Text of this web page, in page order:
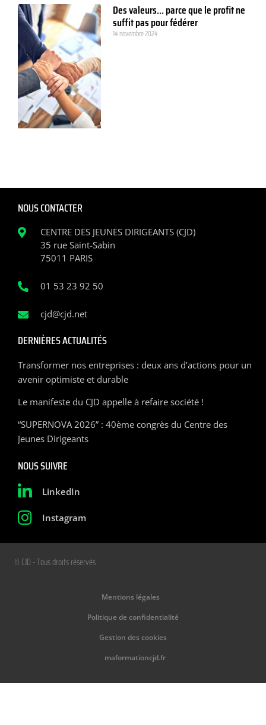
Des valeurs… parce que le profit ne
suffit pas pour fédérer
14 novembre 2024
NOUS CONTACTER
CENTRE DES JEUNES DIRIGEANTS (CJD)
35 rue Saint-Sabin
75011 PARIS
01 53 23 92 50
cjd@cjd.net
DERNIÈRES ACTUALITÉS
Transformer nos entreprises : deux ans d’actions pour un
avenir optimiste et durable
Le manifeste du CJD appelle à refaire société !
“SUPERNOVA 2026” : 40ème congrès du Centre des
Jeunes Dirigeants
NOUS SUIVRE
LinkedIn
Instagram
© CJD - Tous droits réservés
Mentions légales
Politique de confidentialité
Gestion des cookies
maformationcjd.fr